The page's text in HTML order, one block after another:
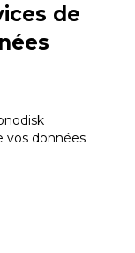
de
vos données